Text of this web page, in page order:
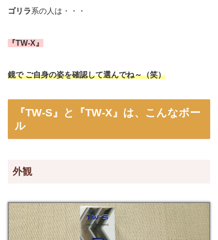
ゴリラ系の人は・・・
『TW-X』
鏡で ご自身の姿を確認して選んでね～（笑）
『TW-S』と『TW-X』は、こんなボー
ル
外観